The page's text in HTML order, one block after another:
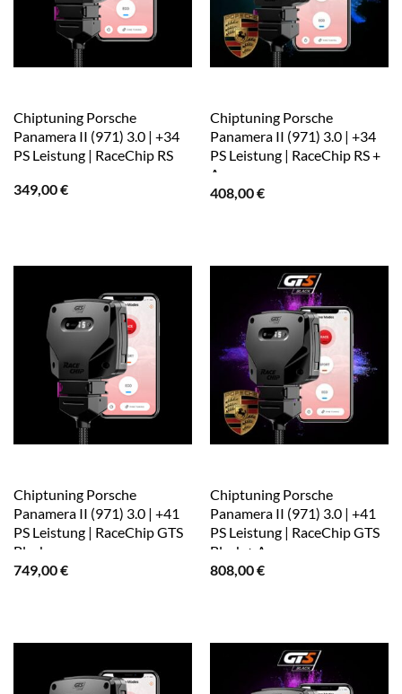
Chiptuning Porsche
Panamera II (971) 3.0 | +34
PS Leistung | RaceChip RS
349,00€
Chiptuning Porsche
Panamera II (971) 3.0 | +34
PS Leistung | RaceChip RS +
App
408,00€
Chiptuning Porsche
Panamera II (971) 3.0 | +41
PS Leistung | RaceChip GTS
Black
749,00€
Chiptuning Porsche
Panamera II (971) 3.0 | +41
PS Leistung | RaceChip GTS
Black + App
808,00€